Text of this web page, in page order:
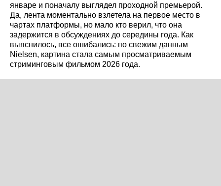
январе и поначалу выглядел проходной премьерой.
Да, лента моментально взлетела на первое место в
чартах платформы, но мало кто верил, что она
задержится в обсуждениях до середины года. Как
выяснилось, все ошибались: по свежим данным
Nielsen, картина стала самым просматриваемым
стриминговым фильмом 2026 года.